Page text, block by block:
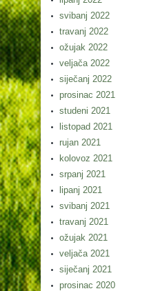
svibanj 2022
travanj 2022
ožujak 2022
veljača 2022
siječanj 2022
prosinac 2021
studeni 2021
listopad 2021
rujan 2021
kolovoz 2021
srpanj 2021
lipanj 2021
svibanj 2021
travanj 2021
ožujak 2021
veljača 2021
siječanj 2021
prosinac 2020